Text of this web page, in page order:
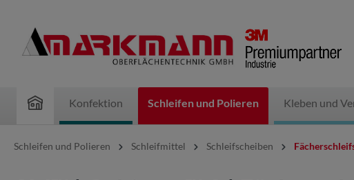
Konfektion Schleifen und Polieren Kleben und
Schleifen und Polieren Schleifmittel Schleifscheiben